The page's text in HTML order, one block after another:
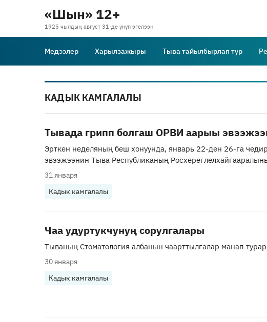
«Шын» 12+
1925 чылдың август 31-де үнүп эгелээн
Медээлер Харылзажыры Тыва тайылбырлап тур
КАДЫК КАМГАЛАЛЫ
Тывада грипп болгаш ОРВИ аарыы
Эрткен неделяның беш хонуунда, январь 22-ден 26-га
эвээжээнин Тыва Республиканың
31 января
Кадык камгалалы
Чаа удуртукчунуң сорулгалары
Тываның Стоматология албанын чаарттылгалар манап
30 января
Кадык камгалалы